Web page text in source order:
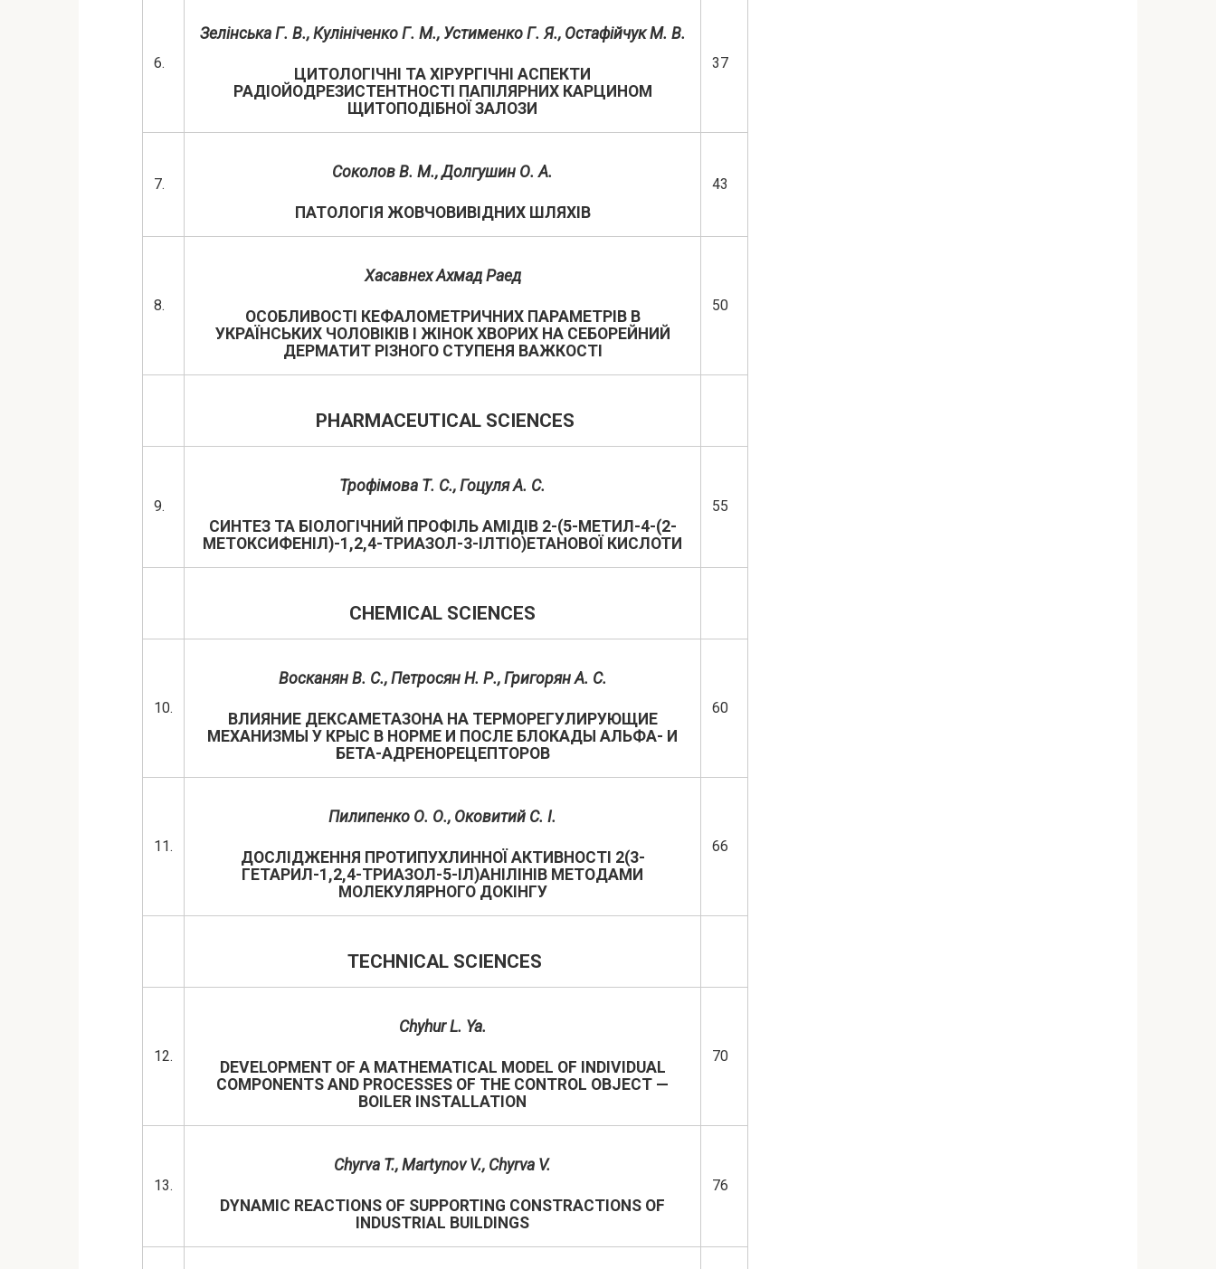
6.
Зелінська Г. В., Кулініченко Г. М., Устименко Г. Я., Остафійчук М. В.
ЦИТОЛОГІЧНІ ТА ХІРУРГІЧНІ АСПЕКТИ
РАДІОЙОДРЕЗИСТЕНТНОСТІ ПАПІЛЯРНИХ КАРЦИНОМ
ЩИТОПОДІБНОЇ ЗАЛОЗИ
37
7.
Соколов В. М.,Долгушин О. А.
ПАТОЛОГІЯ ЖОВЧОВИВІДНИХ ШЛЯХІВ
43
8.
Хасавнех Ахмад Раед
ОСОБЛИВОСТІ КЕФАЛОМЕТРИЧНИХ ПАРАМЕТРІВ В
УКРАЇНСЬКИХ ЧОЛОВІКІВ І ЖІНОК ХВОРИХ НА СЕБОРЕЙНИЙ
ДЕРМАТИТ РІЗНОГО СТУПЕНЯ ВАЖКОСТІ
50
PHARMACEUTICAL SCIENCES
9.
Трофімова Т. С., Гоцуля А. С.
СИНТЕЗ ТА БІОЛОГІЧНИЙ ПРОФІЛЬ АМІДІВ 2-(5-МЕТИЛ-4-(2-
МЕТОКСИФЕНІЛ)-1,2,4-ТРИАЗОЛ-3-ІЛТІО)ЕТАНОВОЇ КИСЛОТИ
55
CHEMICAL SCIENCES
10.
Восканян В. С., Петросян Н. Р., Григорян А. С.
ВЛИЯНИЕ ДЕКСАМЕТАЗОНА НА ТЕРМОРЕГУЛИРУЮЩИЕ
МЕХАНИЗМЫ У КРЫС В НОРМЕ И ПОСЛЕ БЛОКАДЫ АЛЬФА- И
БЕТА-АДРЕНОРЕЦЕПТОРОВ
60
11.
Пилипенко О. О., Оковитий С. І.
ДОСЛІДЖЕННЯ ПРОТИПУХЛИННОЇ АКТИВНОСТІ 2(3-
ГЕТАРИЛ-1,2,4-ТРИАЗОЛ-5-ІЛ)АНІЛІНІВ МЕТОДАМИ
МОЛЕКУЛЯРНОГО ДОКІНГУ
66
TECHNICAL SCIENCES
12.
Chyhur L. Ya.
DEVELOPMENT OF A MATHEMATICAL MODEL OF INDIVIDUAL
COMPONENTS AND PROCESSES OF THE CONTROL OBJECT —
BOILER INSTALLATION
70
13.
Chyrva T., Martynov V., Chyrva V.
DYNAMIC REACTIONS OF SUPPORTING CONSTRACTIONS OF
INDUSTRIAL BUILDINGS
76